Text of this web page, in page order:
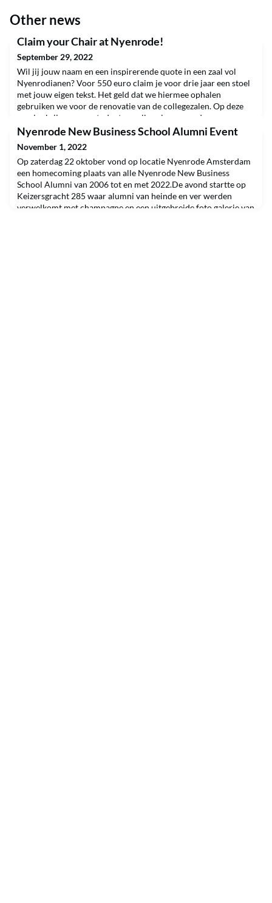
Other news
Claim your Chair at Nyenrode!
September 29, 2022
Wil jij jouw naam en een inspirerende quote in een zaal vol
Nyenrodianen? Voor 550 euro claim je voor drie jaar een stoel
met jouw eigen tekst. Het geld dat we hiermee ophalen
gebruiken we voor de renovatie van de collegezalen. Op deze
manier krijgen onze studenten college in een moderne
omgeving, die bijdraagt aan een prettige studie-omgeving en de
Nyenrode Experience. Alumni zoals jij spelen daa
Nyenrode New Business School Alumni Event
November 1, 2022
Op zaterdag 22 oktober vond op locatie Nyenrode Amsterdam
een homecoming plaats van alle Nyenrode New Business
School Alumni van 2006 tot en met 2022.De avond startte op
Keizersgracht 285 waar alumni van heinde en ver werden
verwelkomt met champagne en een uitgebreide foto galerie van